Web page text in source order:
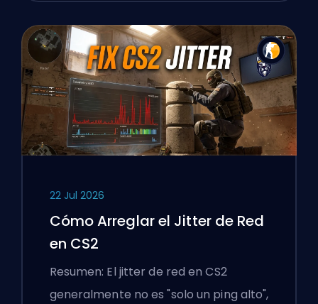
22 Jul 2026
Cómo Arreglar el Jitter de Red
en CS2
Resumen: El jitter de red en CS2
generalmente no es "solo un ping alto",